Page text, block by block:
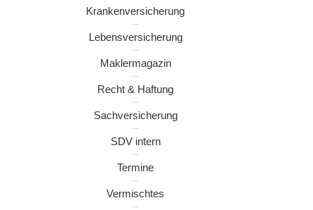
Krankenversicherung
Lebensversicherung
Maklermagazin
Recht & Haftung
Sachversicherung
SDV intern
Termine
Vermischtes